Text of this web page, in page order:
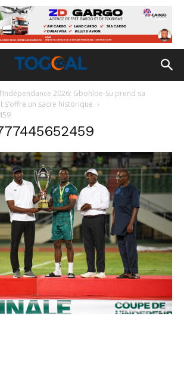
2026: Gbohloe-Su prend sa
s’offre un sacre historique